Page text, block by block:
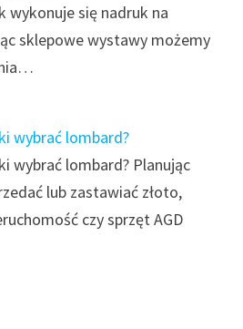
wykonuje się nadruk na
sklepowe wystawy możemy
wybrać lombard?
wybrać lombard? Planując
lub zastawiać złoto,
czy sprzęt AGD